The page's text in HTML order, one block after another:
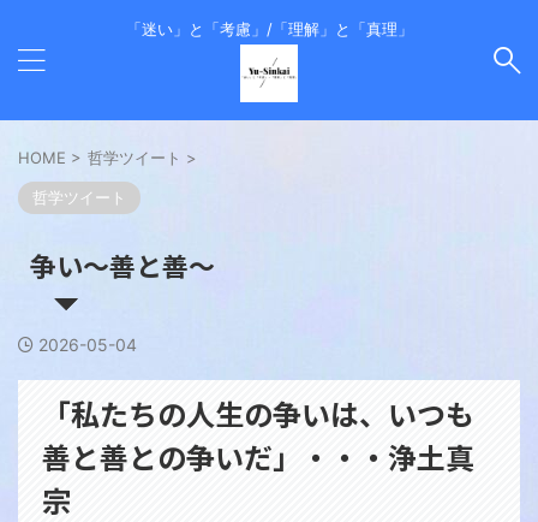
「迷い」と「考慮」/「理解」と「真理」
HOME > 哲学ツイート >
哲学ツイート
争い～善と善～
2026-05-04
「私たちの人生の争いは、いつも
善と善との争いだ」・・・浄土真
宗